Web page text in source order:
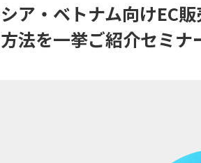
ア・ベトナム向けEC
法を一挙ご紹介セミナ